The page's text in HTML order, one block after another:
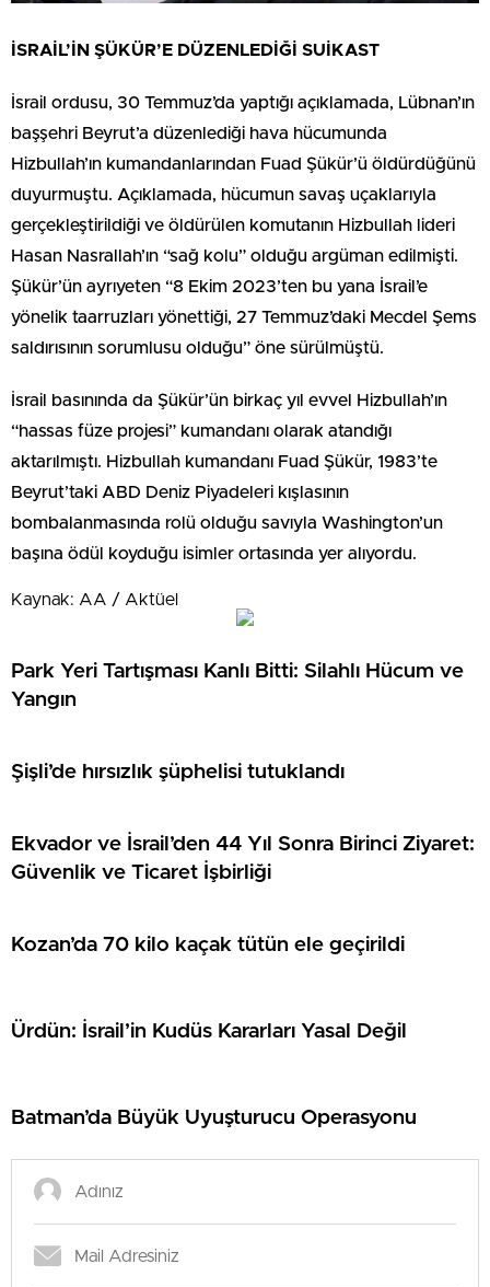
İSRAİL’İN ŞÜKÜR’E DÜZENLEDİĞİ SUİKAST
İsrail ordusu, 30 Temmuz’da yaptığı açıklamada, Lübnan’ın
başşehri Beyrut’a düzenlediği hava hücumunda
Hizbullah’ın kumandanlarından Fuad Şükür’ü öldürdüğünü
duyurmuştu. Açıklamada, hücumun savaş uçaklarıyla
gerçekleştirildiği ve öldürülen komutanın Hizbullah lideri
Hasan Nasrallah’ın “sağ kolu” olduğu argüman edilmişti.
Şükür’ün ayrıyeten “8 Ekim 2023’ten bu yana İsrail’e
yönelik taarruzları yönettiği, 27 Temmuz’daki Mecdel Şems
saldırısının sorumlusu olduğu” öne sürülmüştü.
İsrail basınında da Şükür’ün birkaç yıl evvel Hizbullah’ın
“hassas füze projesi” kumandanı olarak atandığı
aktarılmıştı. Hizbullah kumandanı Fuad Şükür, 1983’te
Beyrut’taki ABD Deniz Piyadeleri kışlasının
bombalanmasında rolü olduğu savıyla Washington’un
başına ödül koyduğu isimler ortasında yer alıyordu.
Kaynak: AA / Aktüel
Park Yeri Tartışması Kanlı Bitti: Silahlı Hücum ve
Yangın
Şişli’de hırsızlık şüphelisi tutuklandı
Ekvador ve İsrail’den 44 Yıl Sonra Birinci Ziyaret:
Güvenlik ve Ticaret İşbirliği
Kozan’da 70 kilo kaçak tütün ele geçirildi
Ürdün: İsrail’in Kudüs Kararları Yasal Değil
Batman’da Büyük Uyuşturucu Operasyonu